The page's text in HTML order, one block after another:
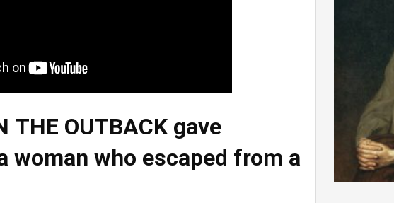
THE OUTBACK gave
woman who escaped from a